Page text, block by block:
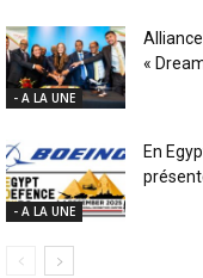
- A LA UNE
«
- A LA UNE
En